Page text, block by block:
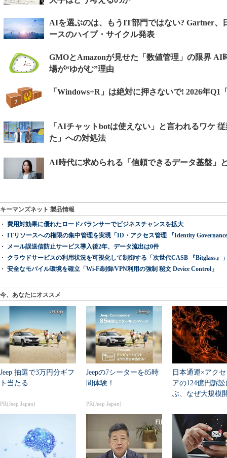
キーマンズネット 製品情報
費用対効果に優れたロードバランサーでビジネスチャンスを拡大
ITリソースへの権限の集中管理を実現「ID・アクセス管理 『Identity
メール誤送信防止サービス導入後2年、データ流出は0件
クラウドサービスの利用状況を可視化して制御する「次世代CASB 『Bitglass』
安全なモバイル環境を確立「Wi-Fi制御/VPN利用の強制 秘文 Device Control」
今、あなたにオススメ
Jeep 抽選で3万円分ギフ
ト当たる
PR(Jeep Japan)
Jeepの7シーターを85時
間体験！
PR(Jeep Japan)
日本通運×アク
アの124億円訴
ぶ、なぜ大規模